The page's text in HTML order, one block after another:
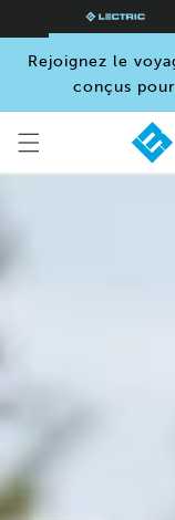
Rejoignez le
conçus